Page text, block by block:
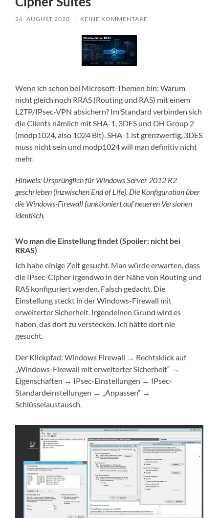
26. AUGUST 2020 / KEINE KOMMENTARE
Wenn ich schon bei Microsoft-Themen bin: Warum
nicht gleich noch RRAS (Routing und RAS) mit einem
L2TP/IPsec-VPN absichern? Im Standard verbinden sich
die Clients nämlich mit SHA-1, 3DES und DH Group 2
(modp1024, also 1024 Bit). SHA-1 ist grenzwertig, 3DES
muss nicht sein und modp1024 will man definitiv nicht
mehr.
Hinweis: Ursprünglich für Windows Server 2012 R2
geschrieben (inzwischen End of Life). Die Konfiguration über
die Windows-Firewall funktioniert auf neueren Versionen
identisch.
Wo man die Einstellung findet (Spoiler: nicht bei
RRAS)
Ich habe einige Zeit gesucht. Man würde erwarten, dass
die IPsec-Cipher irgendwo in der Nähe von Routing und
RAS konfiguriert werden. Falsch gedacht. Die
Einstellung steckt in der Windows-Firewall mit
erweiterter Sicherheit. Irgendeinen Grund wird es
haben, das dort zu verstecken. Ich hätte dort nie
gesucht.
Der Klickpfad: Windows Firewall → Rechtsklick auf
„Windows-Firewall mit erweiterter Sicherheit“ →
Eigenschaften → IPsec-Einstellungen → IPsec-
Standardeinstellungen → „Anpassen“ →
Schlüsselaustausch.